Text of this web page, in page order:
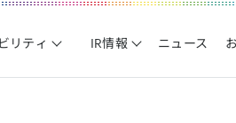
リティ IR情報 ニュース